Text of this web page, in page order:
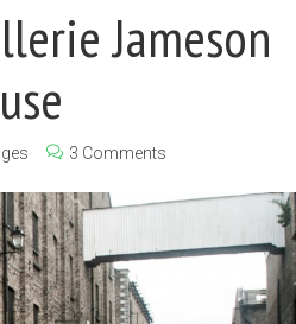
Jameson
3 Comments